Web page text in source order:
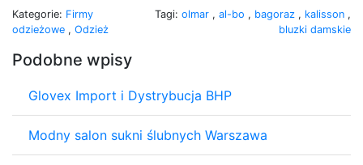
Kategorie: Firmy
odzieżowe , Odzież
Tagi: olmar , al-bo , bagoraz , kalisson ,
bluzki damskie
Podobne wpisy
Glovex Import i Dystrybucja BHP
Modny salon sukni ślubnych Warszawa